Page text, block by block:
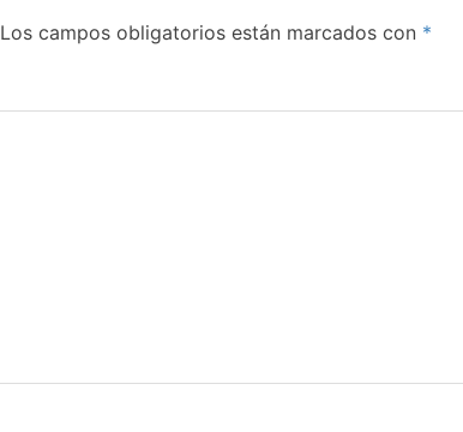
Los campos obligatorios están marcados con *